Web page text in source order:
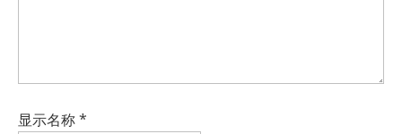
显示名称*